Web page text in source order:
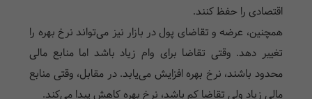
اقتصادی را حفظ کنند.
همچنین، عرضه و تقاضای پول در بازار نیز می‌تواند نرخ بهره را
تغییر دهد. وقتی تقاضا برای وام زیاد باشد اما منابع مالی
محدود باشند، نرخ بهره افزایش می‌یابد. در مقابل، وقتی منابع
مالی زیاد ولی تقاضا کم باشد، نرخ بهره کاهش پیدا می‌کند.